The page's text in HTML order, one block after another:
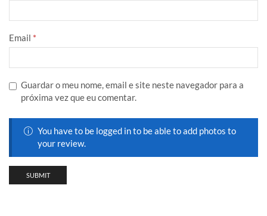
Email *
Guardar o meu nome, email e site neste navegador para a
próxima vez que eu comentar.
You have to be logged in to be able to add photos to
your review.